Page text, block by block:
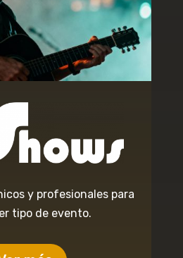
y profesionales para
tipo de evento.